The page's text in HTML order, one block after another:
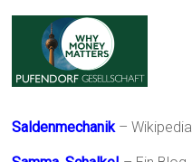
Saldenmechanik– Wikipedia